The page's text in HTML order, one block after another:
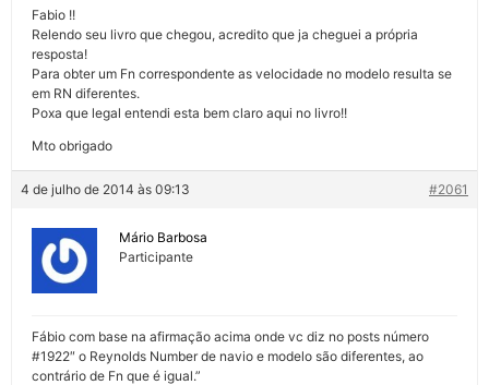
Fabio !!
Relendo seu livro que chegou, acredito que ja cheguei a própria
resposta!
Para obter um Fn correspondente as velocidade no modelo resulta se
em RN diferentes.
Poxa que legal entendi esta bem claro aqui no livro!!
Mto obrigado
4 de julho de 2014 às 09:13 #2061
Mário Barbosa
Participante
Fábio com base na afirmação acima onde vc diz no posts número
#1922″ o Reynolds Number de navio e modelo são diferentes, ao
contrário de Fn que é igual.”